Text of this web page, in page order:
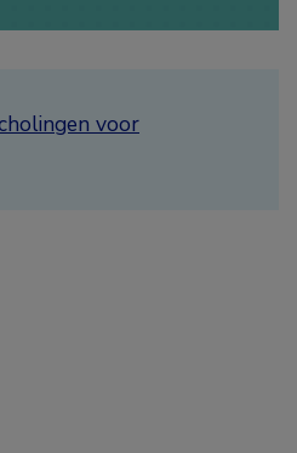
voor